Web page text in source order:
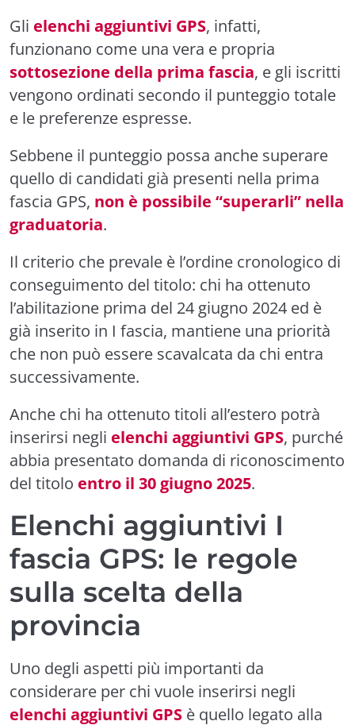
Gli elenchi aggiuntivi GPS, infatti,
funzionano come una vera e propria
sottosezione della prima fascia, e gli iscritti
vengono ordinati secondo il punteggio totale
e le preferenze espresse.
Sebbene il punteggio possa anche superare
quello di candidati già presenti nella prima
fascia GPS, non è possibile “superarli” nella
graduatoria.
Il criterio che prevale è l’ordine cronologico di
conseguimento del titolo: chi ha ottenuto
l’abilitazione prima del 24 giugno 2024 ed è
già inserito in I fascia, mantiene una priorità
che non può essere scavalcata da chi entra
successivamente.
Anche chi ha ottenuto titoli all’estero potrà
inserirsi negli elenchi aggiuntivi GPS, purché
abbia presentato domanda di riconoscimento
del titolo entro il 30 giugno 2025.
Elenchi aggiuntivi I
fascia GPS: le regole
sulla scelta della
provincia
Uno degli aspetti più importanti da
considerare per chi vuole inserirsi negli
elenchi aggiuntivi GPS è quello legato alla